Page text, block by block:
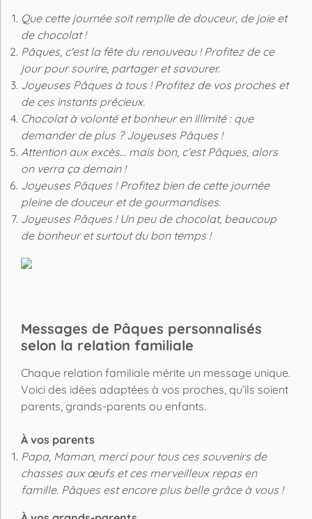
Que cette journée soit remplie de douceur, de joie et
de chocolat !
Pâques, c'est la fête du renouveau ! Profitez de ce
jour pour sourire, partager et savourer.
Joyeuses Pâques à tous ! Profitez de vos proches et
de ces instants précieux.
Chocolat à volonté et bonheur en illimité : que
demander de plus ? Joyeuses Pâques !
Attention aux excès... mais bon, c’est Pâques, alors
on verra ça demain !
Joyeuses Pâques ! Profitez bien de cette journée
pleine de douceur et de gourmandises.
Joyeuses Pâques ! Un peu de chocolat, beaucoup
de bonheur et surtout du bon temps !
Messages de Pâques personnalisés
selon la relation familiale
Chaque relation familiale mérite un message unique.
Voici des idées adaptées à vos proches, qu’ils soient
parents, grands-parents ou enfants.
À vos parents
Papa, Maman, merci pour tous ces souvenirs de
chasses aux œufs et ces merveilleux repas en
famille. Pâques est encore plus belle grâce à vous !